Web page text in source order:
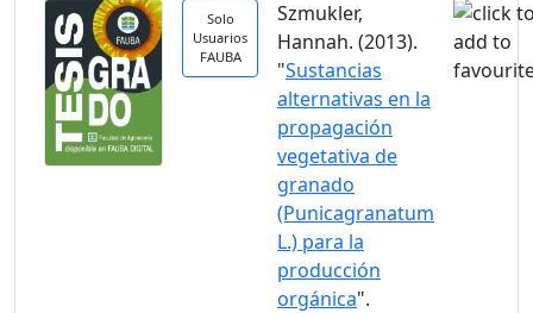
Solo
Usuarios
FAUBA
Szmukler,
Hannah. (2013).
"Sustancias
alternativas en la
propagación
vegetativa de
granado
(Punicagranatum
L.) para la
producción
orgánica".